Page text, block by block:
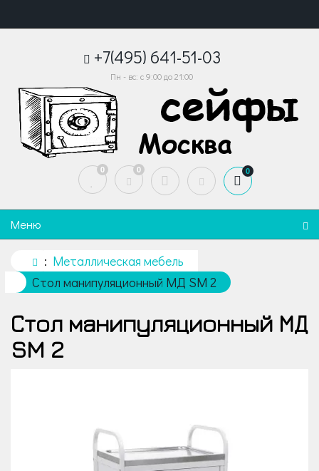
+7(495) 641-51-03
Пн - вс: с 9:00 до 21:00
0 0 0
Меню
Металлическая мебель
Стол манипуляционный МД SM 2
Стол манипуляционный МД
SM 2